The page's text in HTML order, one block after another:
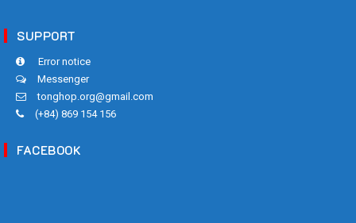
SUPPORT
Error notice
Messenger
tonghop.org@gmail.com
(+84) 869 154 156
FACEBOOK